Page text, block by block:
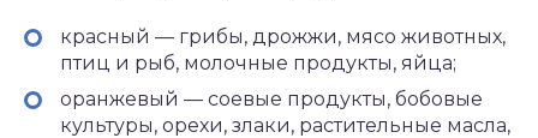
красный — грибы, дрожжи, мясо животных,
птиц и рыб, молочные продукты, яйца;
оранжевый — соевые продукты, бобовые
культуры, орехи, злаки, растительные масла,